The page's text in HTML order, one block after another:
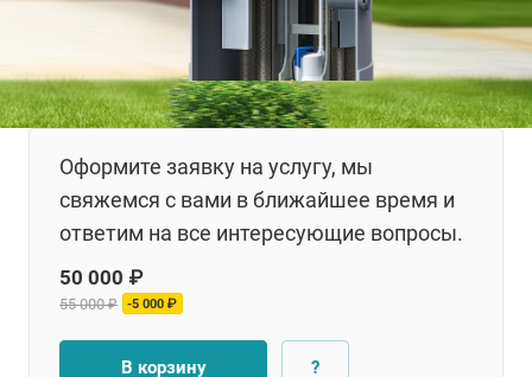
Оформите заявку на услугу, мы
свяжемся с вами в ближайшее время и
ответим на все интересующие вопросы.
50 000 ₽
55 000 ₽ -5 000 ₽
В корзину ?